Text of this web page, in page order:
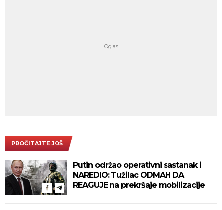
PROČITAJTE JOŠ
Putin održao operativni sastanak i
NAREDIO: Tužilac ODMAH DA
REAGUJE na prekršaje mobilizacije